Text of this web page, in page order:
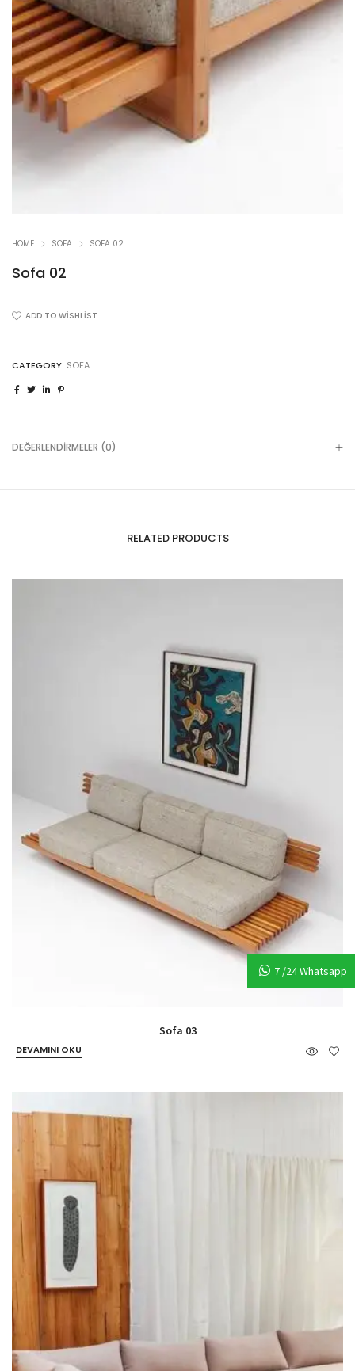
HOME SOFA SOFA 02
Sofa 02
ADD TO WISHLIST
CATEGORY: SOFA
DEĞERLENDIRMELER (0)
RELATED PRODUCTS
Sofa 03
DEVAMINI OKU
7 /24 Whatsapp